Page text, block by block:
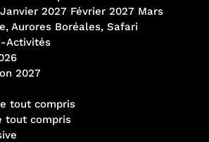
2027 Février 2027 Mars
Aurores Boréales, Safari
Activités
2027
tout compris
tout compris